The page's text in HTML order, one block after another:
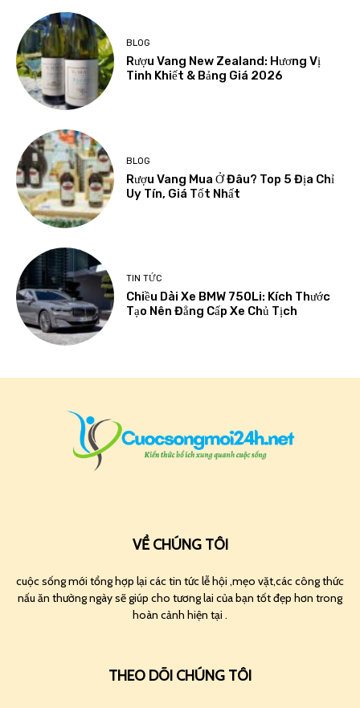
BLOG
Rượu Vang New Zealand: Hương Vị
Tinh Khiết & Bảng Giá 2026
BLOG
Rượu Vang Mua Ở Đâu? Top 5 Địa Chỉ
Uy Tín, Giá Tốt Nhất
TIN TỨC
Chiều Dài Xe BMW 750Li: Kích Thước
Tạo Nên Đẳng Cấp Xe Chủ Tịch
VỀ CHÚNG TÔI
cuộc sống mới tổng hợp lại các tin tức lễ hội ,mẹo vặt,các công thức
nấu ăn thường ngày sẽ giúp cho tương lai của bạn tốt đẹp hơn trong
hoàn cảnh hiện tại .
THEO DÕI CHÚNG TÔI